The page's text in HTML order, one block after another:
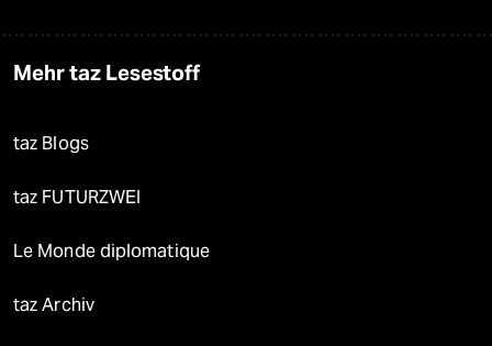
Mehr taz Lesestoff
taz Blogs
taz FUTURZWEI
Le Monde diplomatique
taz Archiv